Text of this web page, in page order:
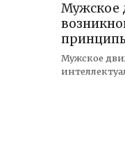
Мужское
Мужское